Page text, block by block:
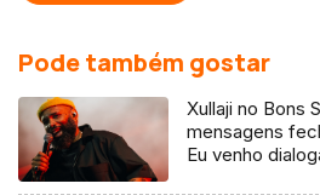
Pode também gostar
Xullaji no Bons
mensagens
Eu venho